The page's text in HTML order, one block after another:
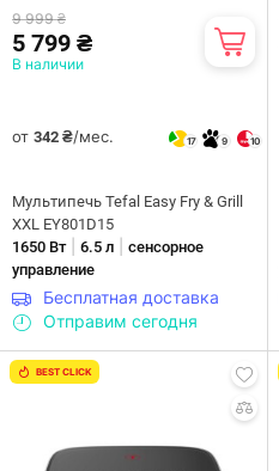
9 999 ₴
5 799 ₴
В наличии
от 342 ₴/мес. 17 9 10
Мультипечь Tefal Easy Fry & Grill
XXL EY801D15
1650 Вт| 6.5 л
сенсорное
управление
Бесплатная доставка
Отправим сегодня
BEST CLICK